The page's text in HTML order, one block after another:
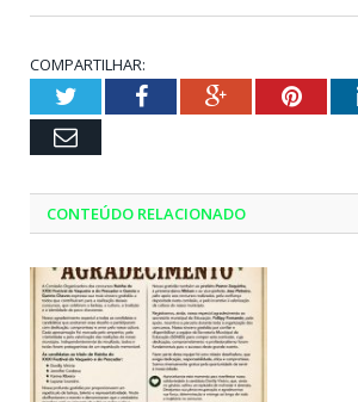
COMPARTILHAR:
TwitterFacebookGoogle+
Email
CONTEÚDO RELACIONADO